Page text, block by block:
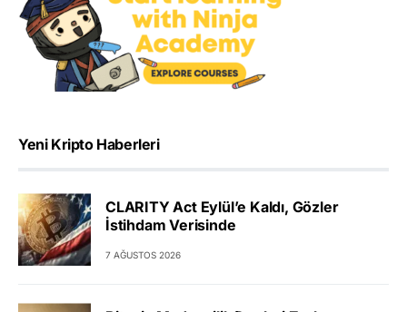
Yeni Kripto Haberleri
CLARITY Act Eylül’e Kaldı, Gözler
İstihdam Verisinde
7 AĞUSTOS 2026